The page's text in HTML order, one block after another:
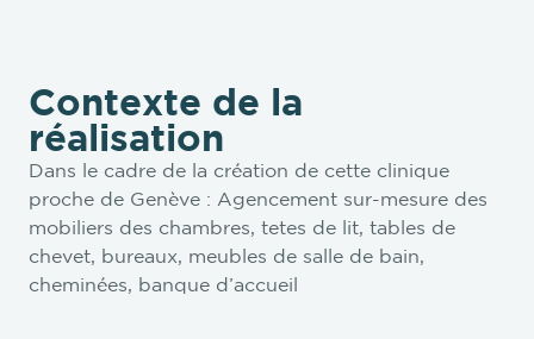
Contexte de la
réalisation
Dans le cadre de la création de cette clinique
proche de Genève : Agencement sur-mesure des
mobiliers des chambres, tetes de lit, tables de
chevet, bureaux, meubles de salle de bain,
cheminées, banque d’accueil